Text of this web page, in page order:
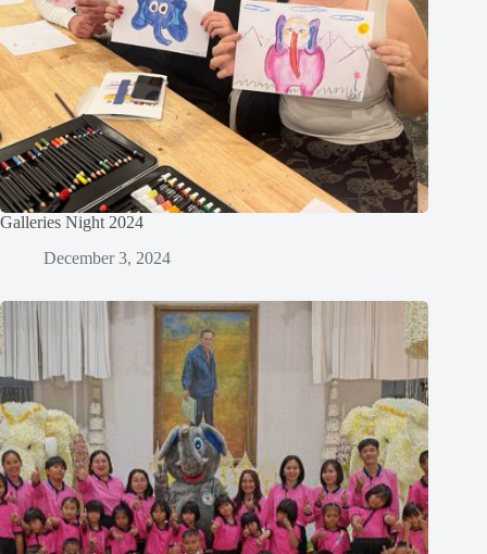
Galleries Night 2024
December 3, 2024